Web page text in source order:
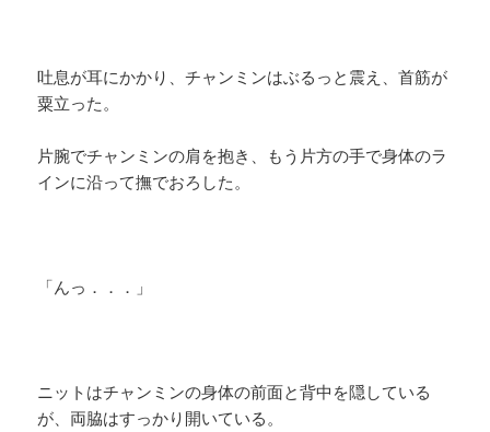
吐息が耳にかかり、チャンミンはぶるっと震え、首筋が
粟立った。
片腕でチャンミンの肩を抱き、もう片方の手で身体のラ
インに沿って撫でおろした。
「んっ．．．」
ニットはチャンミンの身体の前面と背中を隠している
が、両脇はすっかり開いている。